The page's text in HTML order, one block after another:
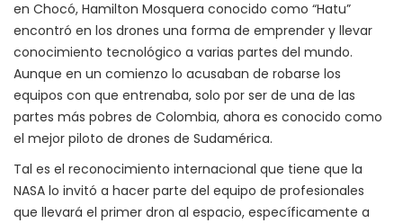
en Chocó, Hamilton Mosquera conocido como “Hatu”
encontró en los drones una forma de emprender y llevar
conocimiento tecnológico a varias partes del mundo.
Aunque en un comienzo lo acusaban de robarse los
equipos con que entrenaba, solo por ser de una de las
partes más pobres de Colombia, ahora es conocido como
el mejor piloto de drones de Sudamérica.
Tal es el reconocimiento internacional que tiene que la
NASA lo invitó a hacer parte del equipo de profesionales
que llevará el primer dron al espacio, específicamente a